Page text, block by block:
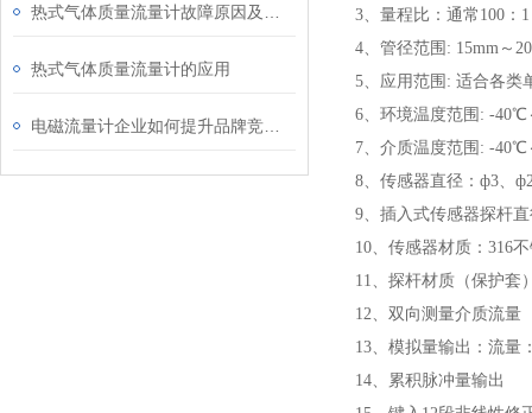
热式气体质量流量计的应用
3、量程比：通常100：
4、管径范围: 15mm～
5、应用范围: 适合各类
6、环境温度范围: -
7、介质温度范围: -
8、传感器直径：ф3、
9、插入式传感器探杆
10、传感器材质：316
11、探杆材质（保护套
12、双向测量介质流量
13、模拟量输出：流量
14、累积脉冲量输出